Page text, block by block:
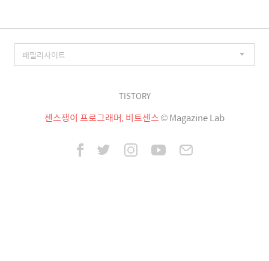
TISTORY
센스쟁이 프로그래머, 비트센스© Magazine Lab